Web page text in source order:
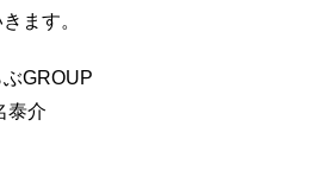
ます。
GROUP
泰介